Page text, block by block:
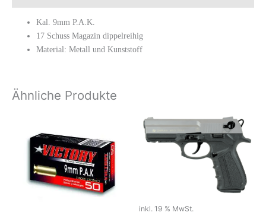
Kal. 9mm P.A.K.
17 Schuss Magazin dippelreihig
Material: Metall und Kunststoff
Ähnliche Produkte
inkl. 19 % MwSt.